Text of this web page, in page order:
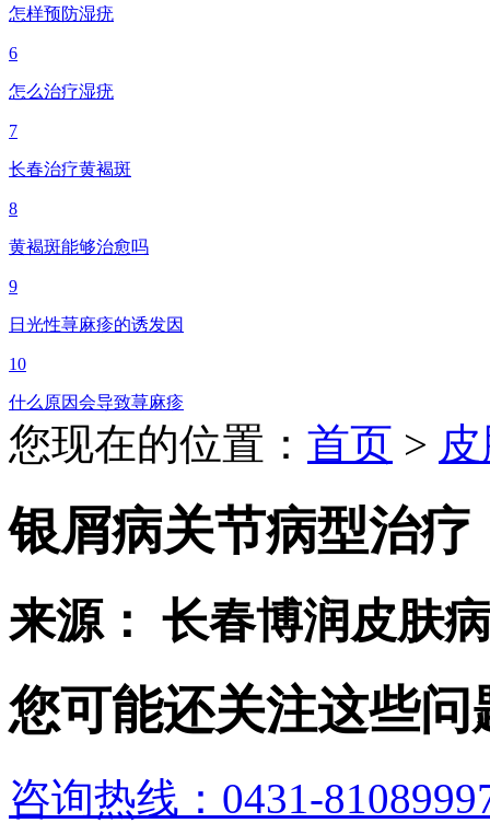
怎样预防湿疣
6
怎么治疗湿疣
7
长春治疗黄褐斑
8
黄褐斑能够治愈吗
9
日光性荨麻疹的诱发因
10
什么原因会导致荨麻疹
您现在的位置： 首页 >
银屑病关节病型治疗
来源： 长春博润皮肤
您可能还关注这些问
咨询热线：0431-